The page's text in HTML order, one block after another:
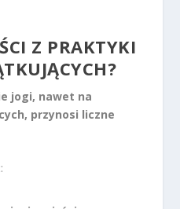
Z PRAKTYKI
jogi, nawet na
przynosi liczne